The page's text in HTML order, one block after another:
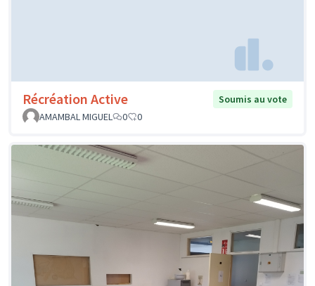
Récréation Active
Soumis au vote
AMAMBAL MIGUEL
0 0